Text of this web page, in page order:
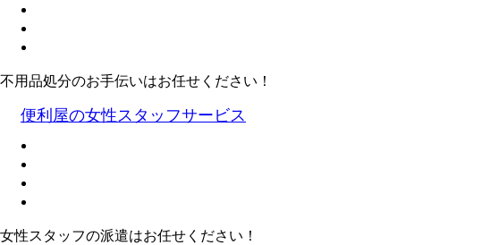
不用品処分のお手伝いはお任せください！
便利屋の女性スタッフサービス
女性スタッフの派遣はお任せください！